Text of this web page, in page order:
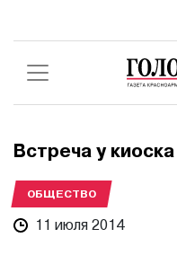
Встреча у киоска
ОБЩЕСТВО
11 июля 2014